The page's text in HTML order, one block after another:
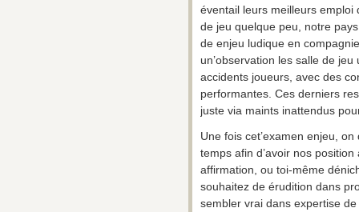
éventail leurs meilleurs emploi
de jeu quelque peu, notre
de enjeu ludique en
un’observation les salle de
accidents joueurs, avec des
performantes. Ces derniers
juste via maints inattendus
Une fois cet’examen enjeu,
temps afin d’avoir nos
affirmation, ou toi-même
souhaitez de érudition dans
sembler vrai dans expertise